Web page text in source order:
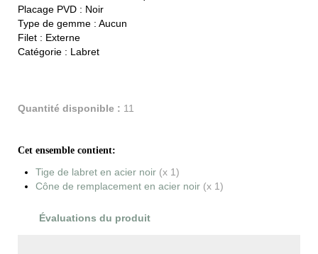
Placage PVD : Noir
Type de gemme : Aucun
Filet : Externe
Catégorie : Labret
Quantité disponible : 11
Cet ensemble contient:
Tige de labret en acier noir (x 1)
Cône de remplacement en acier noir (x 1)
Évaluations du produit